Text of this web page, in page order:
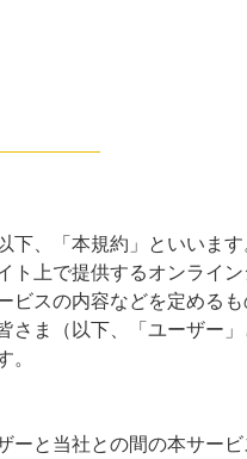
下、「本規約」といいま
ト上で提供するオンライ
ビスの内容などを定めるも
さま（以下、「ユーザー
。
ーと当社との間の本サー